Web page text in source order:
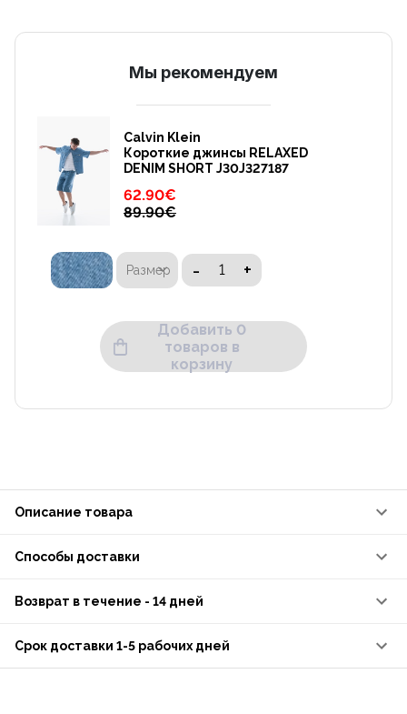
Mы рекомендуем
Calvin Klein
Короткие джинсы RELAXED
DENIM SHORT J30J327187
62.90€
89.90€
Размер - +
Добавить 0
товаров в
корзину
Описание товара
Способы доставки
Возврат в течение - 14 дней
Срок доставки 1-5 рабочих дней